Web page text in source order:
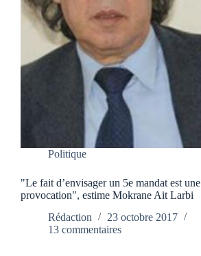
Politique
"Le fait d’envisager un 5e mandat est une
provocation", estime Mokrane Ait Larbi
Rédaction
23 octobre 2017
13 commentaires